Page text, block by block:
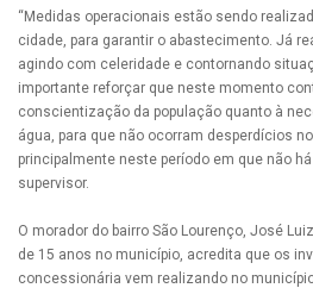
“Medidas operacionais estão sendo
cidade, para garantir o abastecimento. Já
agindo com celeridade e contornando
importante reforçar que neste momento
conscientização da população quanto à
água, para que não ocorram desperdícios
principalmente neste período em que não
supervisor.
O morador do bairro São Lourenço, José
de 15 anos no município, acredita que os
concessionária vem realizando no